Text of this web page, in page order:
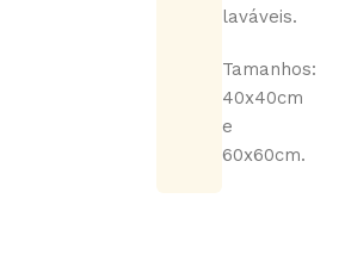
laváveis.
Tamanhos:
40x40cm
e
60x60cm.